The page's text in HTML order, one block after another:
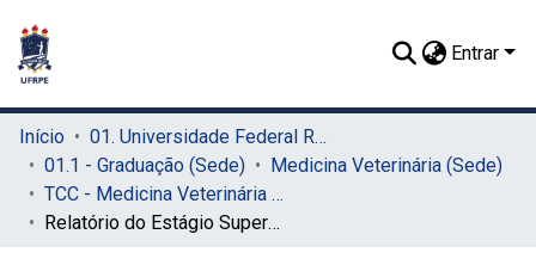
Entrar
Início
01. Universidade Federal Rural de Pernambuco - UFRPE (Sede)
01.1 - Graduação (Sede)
Medicina Veterinária (Sede)
TCC - Medicina Veterinária (Sede)
Relatório do Estágio Supervisionado Obrigatório (ESO), realizado na Fazenda da Cene Agropecuária, município de Juazeiro – BA, Brasil. A interface entre medicina veterinária e a gestão na bovinocultura de corte: impactos na saúde animal e na eficiência produtiva: revisão de literatura